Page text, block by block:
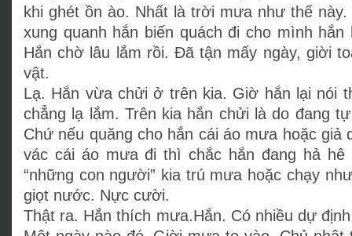
khi ghét ồn ào. Nhất là trời mưa như thế
xung quanh hắn biến quách đi cho mình
Hắn chờ lâu lắm rồi. Đã tận mấy ngày, giời
vật.
Lạ. Hắn vừa chửi ở trên kia. Giờ hắn lại nói
chẳng lạ lắm. Trên kia hắn chửi là do đang
Chứ nếu quăng cho hắn cái áo mưa hoặc giả
vác cái áo mưa đi thì chắc hắn đang hả hê
“những con người” kia trú mưa hoặc chạy
giọt nước. Nực cười.
Thật ra. Hắn thích mưa.Hắn. Có nhiều dự